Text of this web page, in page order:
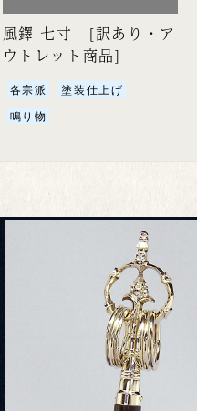
風鐸 七寸 [訳あり・ア
ウトレット商品]
各宗派
塗装仕上げ
鳴り物